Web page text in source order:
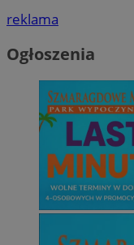
reklama
Ogłoszenia